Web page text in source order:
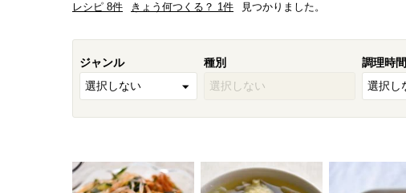
レシピ 8件 きょう何つくる？ 1件 見つかりました。
ジャンル 種別 調理時間